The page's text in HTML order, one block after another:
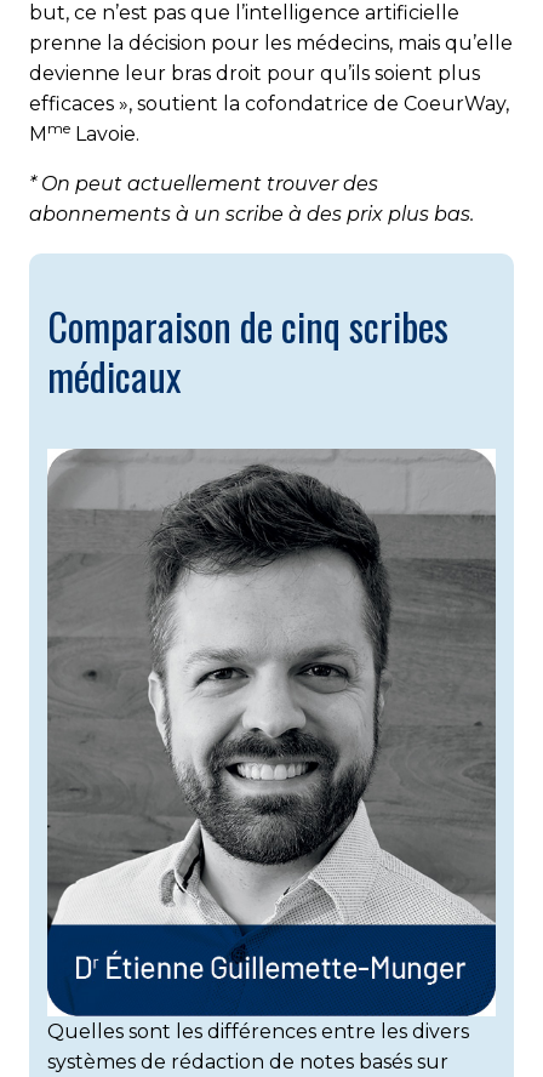
but, ce n’est pas que l’intelligence artificielle
prenne la décision pour les médecins, mais qu’elle
devienne leur bras droit pour qu’ils soient plus
efficaces », soutient la cofondatrice de CoeurWay,
M me Lavoie.
* On peut actuellement trouver des
abonnements à un scribe à des prix plus bas.
Comparaison de cinq scribes
médicaux
Quelles sont les différences entre les divers
systèmes de rédaction de notes basés sur